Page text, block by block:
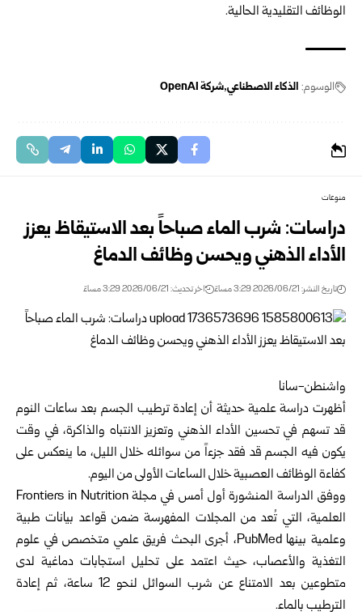
الوظائف التقليدية الحالية.
الوسوم: الذكاء الاصطناعي شركة OpenAI
منوعات
دراسات: شرب الماء صباحاً بعد الاستيقاظ يعزز
الأداء الذهني ويحسن وظائف الدماغ
تاريخ النشر: 2026/06/21 3:29 مساءً اخر تحديث: 2026/06/21 3:29 مساءً
واشنطن-سانا
أظهرت دراسة علمية حديثة أن إعادة ترطيب الجسم بعد ساعات النوم
قد تسهم في تحسين الأداء الذهني وتعزيز الانتباه والذاكرة، في وقت
يكون فيه الجسم قد فقد جزءاً من سوائله خلال الليل، ما ينعكس على
كفاءة الوظائف العصبية خلال الساعات الأولى من اليوم.
ووفق الدراسة المنشورة أول أمس في مجلة Frontiers in Nutrition
العلمية، التي تُعد من المجلات المفهرسة ضمن قواعد بيانات طبية
وعلمية بينها PubMed، أجرى البحث فريق علمي متخصص في علوم
التغذية والأعصاب، حيث اعتمد على تحليل استجابات دماغية لدى
متطوعين بعد الامتناع عن شرب السوائل لنحو 12 ساعة، ثم إعادة
الترطيب بالماء.